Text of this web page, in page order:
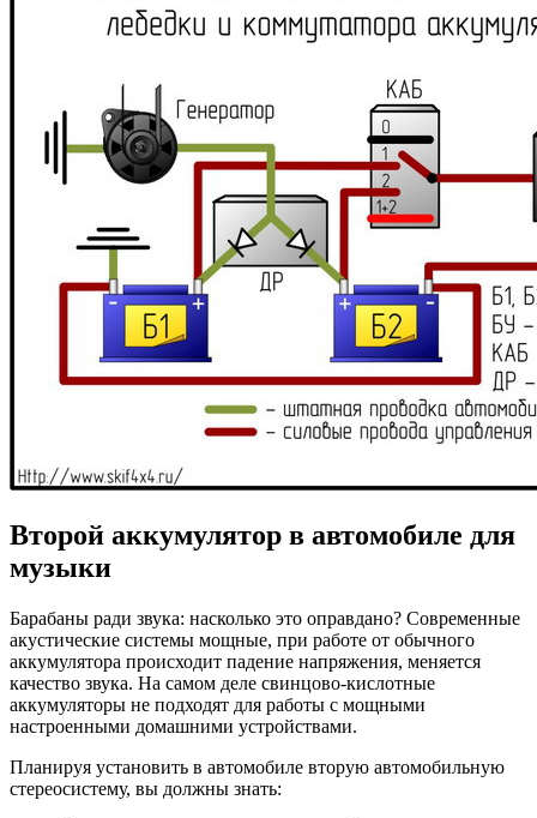
Второй аккумулятор в автомобиле для
музыки
Барабаны ради звука: насколько это оправдано? Современные
акустические системы мощные, при работе от обычного
аккумулятора происходит падение напряжения, меняется
качество звука. На самом деле свинцово-кислотные
аккумуляторы не подходят для работы с мощными
настроенными домашними устройствами.
Планируя установить в автомобиле вторую автомобильную
стереосистему, вы должны знать: